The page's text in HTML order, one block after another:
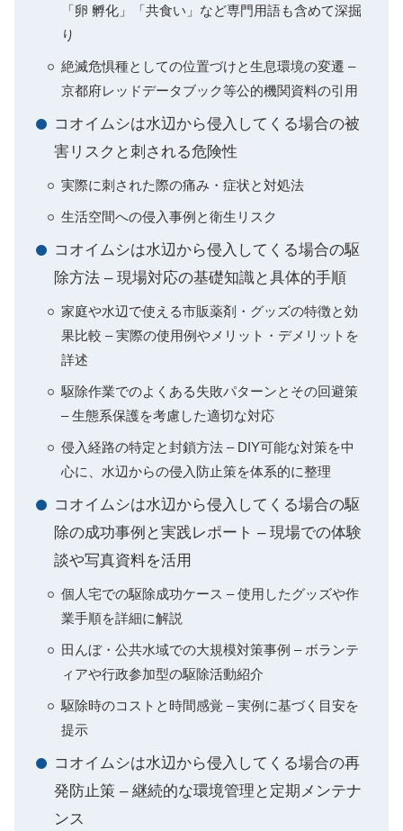
「卵 孵化」「共食い」など専門用語も含めて深掘
り
絶滅危惧種としての位置づけと生息環境の変遷 –
京都府レッドデータブック等公的機関資料の引用
コオイムシは水辺から侵入してくる場合の被
害リスクと刺される危険性
実際に刺された際の痛み・症状と対処法
生活空間への侵入事例と衛生リスク
コオイムシは水辺から侵入してくる場合の駆
除方法 – 現場対応の基礎知識と具体的手順
家庭や水辺で使える市販薬剤・グッズの特徴と効
果比較 – 実際の使用例やメリット・デメリットを
詳述
駆除作業でのよくある失敗パターンとその回避策
– 生態系保護を考慮した適切な対応
侵入経路の特定と封鎖方法 – DIY可能な対策を中
心に、水辺からの侵入防止策を体系的に整理
コオイムシは水辺から侵入してくる場合の駆
除の成功事例と実践レポート – 現場での体験
談や写真資料を活用
個人宅での駆除成功ケース – 使用したグッズや作
業手順を詳細に解説
田んぼ・公共水域での大規模対策事例 – ボランテ
ィアや行政参加型の駆除活動紹介
駆除時のコストと時間感覚 – 実例に基づく目安を
提示
コオイムシは水辺から侵入してくる場合の再
発防止策 – 継続的な環境管理と定期メンテナ
ンス